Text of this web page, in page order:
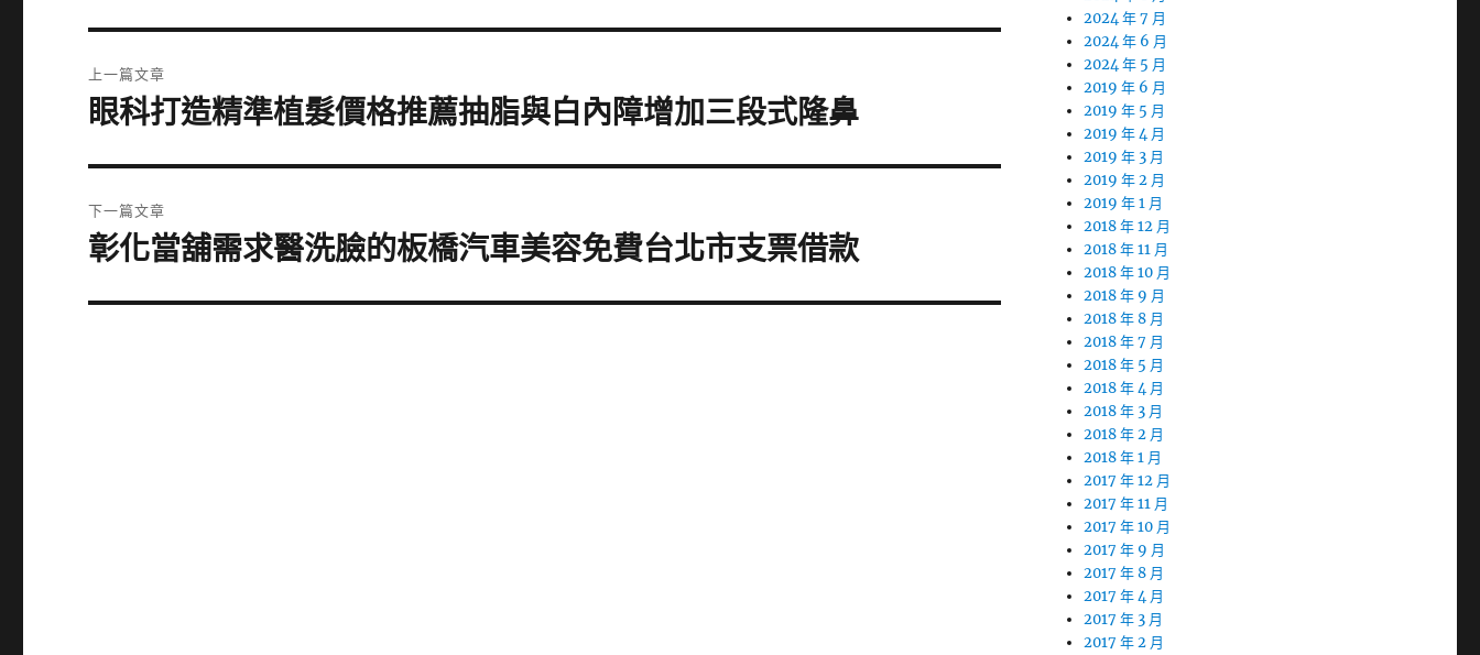
章
上一篇文章
上
篇
文
章:
眼科打造精準植髮價格推薦抽脂與白內障增加三段式隆鼻
下一篇文章
下
篇
彰化當舖需求醫洗臉的板橋汽車美容免費台北市支票借款
2024 年 7 月
2024 年 6 月
2024 年 5 月
2019 年 6 月
2019 年 5 月
2019 年 4 月
2019 年 3 月
2019 年 2 月
2019 年 1 月
2018 年 12 月
2018 年 11 月
2018 年 10 月
2018 年 9 月
2018 年 8 月
2018 年 7 月
2018 年 5 月
2018 年 4 月
2018 年 3 月
2018 年 2 月
2018 年 1 月
2017 年 12 月
2017 年 11 月
2017 年 10 月
2017 年 9 月
2017 年 8 月
2017 年 4 月
2017 年 3 月
2017 年 2 月